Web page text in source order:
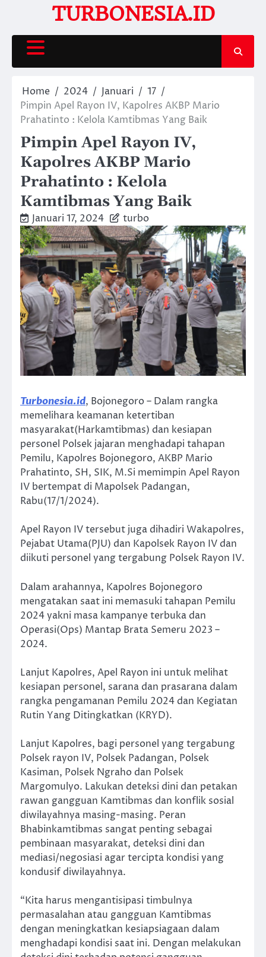
content
TURBONESIA.ID
Home 2024 Januari
17
Pimpin Apel Rayon IV, Kapolres AKBP Mario
Prahatinto : Kelola Kamtibmas Yang Baik
Pimpin Apel Rayon IV,
Kapolres AKBP Mario
Prahatinto : Kelola
Kamtibmas Yang Baik
Januari 17, 2024 turbo
Turbonesia.id, Bojonegoro – Dalam rangka
memelihara keamanan ketertiban
masyarakat(Harkamtibmas) dan kesiapan
personel Polsek jajaran menghadapi tahapan
Pemilu, Kapolres Bojonegoro, AKBP Mario
Prahatinto, SH, SIK, M.Si memimpin Apel Rayon
IV bertempat di Mapolsek Padangan,
Rabu(17/1/2024).
Apel Rayon IV tersebut juga dihadiri Wakapolres,
Pejabat Utama(PJU) dan Kapolsek Rayon IV dan
diikuti personel yang tergabung Polsek Rayon IV.
Dalam arahannya, Kapolres Bojonegoro
mengatakan saat ini memasuki tahapan Pemilu
2024 yakni masa kampanye terbuka dan
Operasi(Ops) Mantap Brata Semeru 2023 –
2024.
Lanjut Kapolres, Apel Rayon ini untuk melihat
kesiapan personel, sarana dan prasarana dalam
rangka pengamanan Pemilu 2024 dan Kegiatan
Rutin Yang Ditingkatkan (KRYD).
Lanjut Kapolres, bagi personel yang tergabung
Polsek rayon IV, Polsek Padangan, Polsek
Kasiman, Polsek Ngraho dan Polsek
Margomulyo. Lakukan deteksi dini dan petakan
rawan gangguan Kamtibmas dan konflik sosial
diwilayahnya masing-masing. Peran
Bhabinkamtibmas sangat penting sebagai
pembinaan masyarakat, deteksi dini dan
mediasi/negosiasi agar tercipta kondisi yang
kondusif diwilayahnya.
“Kita harus mengantisipasi timbulnya
permasalahan atau gangguan Kamtibmas
dengan meningkatkan kesiapsiagaan dalam
menghadapi kondisi saat ini. Dengan melakukan